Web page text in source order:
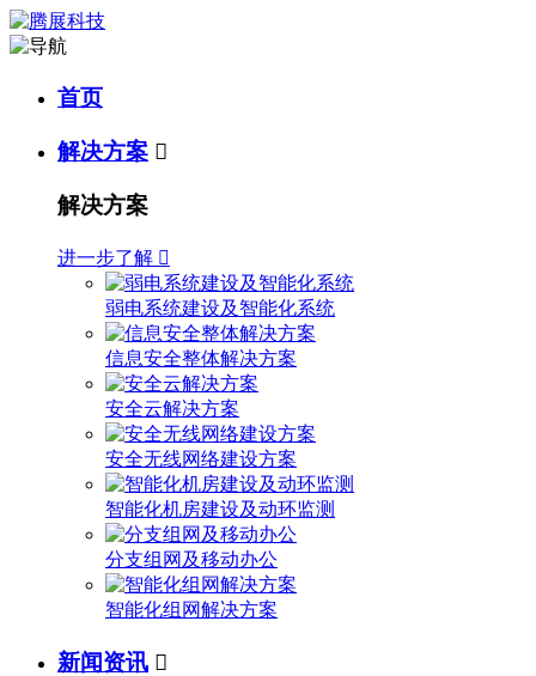
首页
解决方案 
解决方案
进一步了解 
弱电系统建设及智能化系统
信息安全整体解决方案
安全云解决方案
安全无线网络建设方案
智能化机房建设及动环监测
分支组网及移动办公
智能化组网解决方案
新闻资讯 